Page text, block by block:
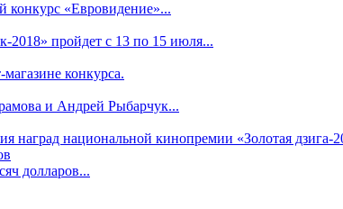
конкурс «Евровидение»...
2018» пройдет с 13 по 15 июля...
конкурса.
и Андрей Рыбарчук...
наград национальной кинопремии «Золотая дзига-
долларов...